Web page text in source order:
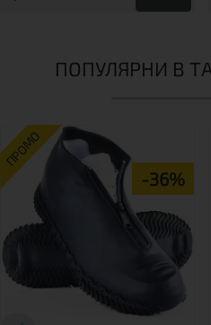
ПОПУЛЯРНИ В
ПРОМО
-36%